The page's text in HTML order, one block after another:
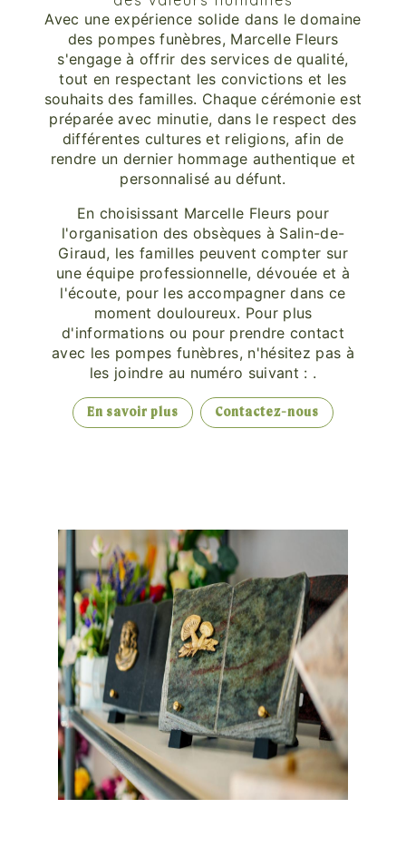
Avec une expérience solide dans le domaine
des pompes funèbres, Marcelle Fleurs
s'engage à offrir des services de qualité,
tout en respectant les convictions et les
souhaits des familles. Chaque cérémonie est
préparée avec minutie, dans le respect des
différentes cultures et religions, afin de
rendre un dernier hommage authentique et
personnalisé au défunt.
En choisissant Marcelle Fleurs pour
l'organisation des obsèques à Salin-de-
Giraud, les familles peuvent compter sur
une équipe professionnelle, dévouée et à
l'écoute, pour les accompagner dans ce
moment douloureux. Pour plus
d'informations ou pour prendre contact
avec les pompes funèbres, n'hésitez pas à
les joindre au numéro suivant : .
En savoir plus Contactez-nous